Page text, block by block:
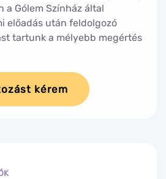
a Gólem Színház által
előadás után feldolgozó
tartunk a mélyebb megértés
kérem